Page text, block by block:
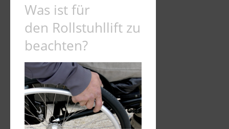
Was ist für
den Rollstuhllift zu
beachten?